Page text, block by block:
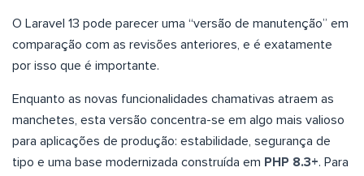
O Laravel 13 pode parecer uma “versão de manutenção” em
comparação com as revisões anteriores, e é exatamente
por isso que é importante.
Enquanto as novas funcionalidades chamativas atraem as
manchetes, esta versão concentra-se em algo mais valioso
para aplicações de produção: estabilidade, segurança de
tipo e uma base modernizada construída em PHP 8.3+. Para